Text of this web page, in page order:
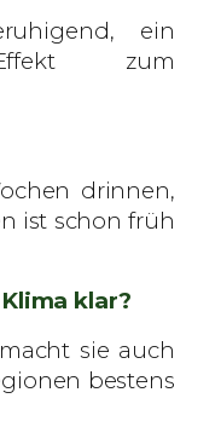
ein
Effekt zum
drinnen,
ist schon früh
klar?
sie auch
bestens